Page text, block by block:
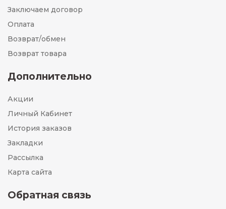
Заключаем договор
Оплата
Возврат/обмен
Возврат товара
Дополнительно
Акции
Личный Кабинет
История заказов
Закладки
Рассылка
Карта сайта
Обратная связь